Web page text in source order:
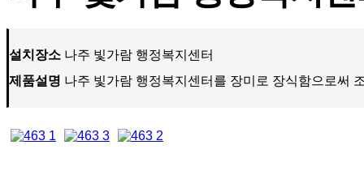
설치장소 나주 빛가람 행정복지센터
제품설명 나주 빛가람 행정복지센터를 장미로 장식함으로써